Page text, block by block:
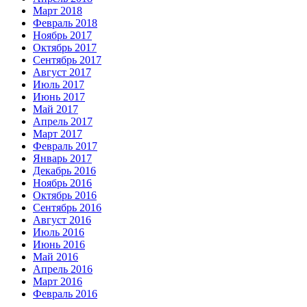
Март 2018
Февраль 2018
Ноябрь 2017
Октябрь 2017
Сентябрь 2017
Август 2017
Июль 2017
Июнь 2017
Май 2017
Апрель 2017
Март 2017
Февраль 2017
Январь 2017
Декабрь 2016
Ноябрь 2016
Октябрь 2016
Сентябрь 2016
Август 2016
Июль 2016
Июнь 2016
Май 2016
Апрель 2016
Март 2016
Февраль 2016